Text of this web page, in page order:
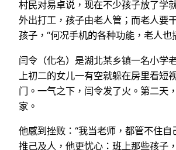
村民对易卓说，现在不少孩子放了学
外出打工，孩子由老人管；而老人要
孩子，“何况手机的各种功能，老人也
闫令（化名）是湖北某乡镇一名小学
上初二的女儿一有空就躲在房里看短
门。一气之下，闫令发了火。第二天
家。
他感到挫败：“我当老师，都管不住自
推己及人，他更忧心：班上那些孩子